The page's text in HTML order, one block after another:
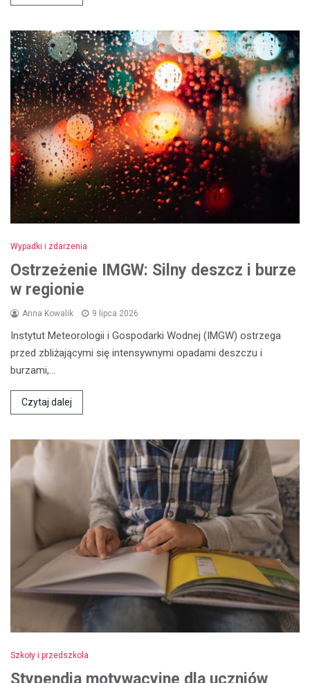
Wypadki i zdarzenia
Ostrzeżenie IMGW: Silny deszcz i burze
w regionie
Anna Kowalik 9 lipca 2026
Instytut Meteorologii i Gospodarki Wodnej (IMGW) ostrzega
przed zbliżającymi się intensywnymi opadami deszczu i
burzami,…
Czytaj dalej
Szkoły i przedszkola
Stypendia motywacyjne dla uczniów